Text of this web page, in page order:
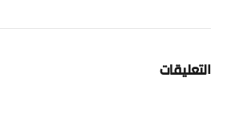
التعليقات